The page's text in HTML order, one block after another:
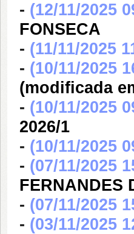
- (12/11/2025
FONSECA
- (11/11/2025
- (10/11/2025
(modificada
- (10/11/2025
2026/1
- (10/11/2025
- (07/11/2025
FERNANDES
- (07/11/2025
- (03/11/2025